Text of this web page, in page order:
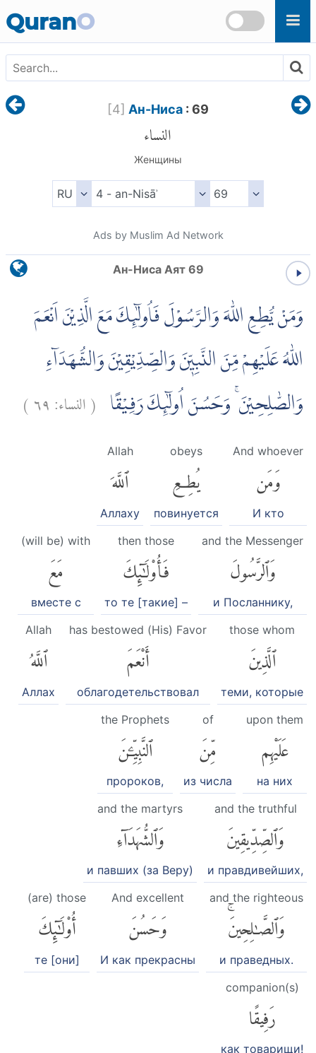
QuranO
[4] Ан-Ниса: 69
النساء
Женщины
Ads by Muslim Ad Network
Ан-Ниса Аят 69
وَمَنْ يُّطِعِ اللّٰهَ وَالرَّسُوْلَ فَاُولٰۤىِٕكَ مَعَ الَّذِيْنَ اَنْعَمَ
اللّٰهُ عَلَيْهِمْ مِّنَ النَّبِيّٖنَ وَالصِّدِّيْقِيْنَ وَالشُّهَدَاۤءِ
وَالصّٰلِحِيْنَ ۚ وَحَسُنَ اُولٰۤىِٕكَ رَفِيْقًا (النساء:٦٩)
And whoever
وَمَن
И кто
obeys
يُطِعِ
повинуется
Allah
ٱللَّهَ
Аллаху
and the Messenger
وَٱلرَّسُولَ
и Посланнику,
then those
فَأُو۟لَٰٓئِكَ
то те [такие] –
(will be) with
مَعَ
вместе с
those whom
ٱلَّذِينَ
теми, которые
has bestowed (His) Favor
أَنْعَمَ
облагодетельствовал
Allah
ٱللَّهُ
Аллах
upon them
عَلَيْهِم
на них
of
مِّنَ
из числа
the Prophets
ٱلنَّبِيِّۦنَ
пророков,
and the truthful
وَٱلصِّدِّيقِينَ
и правдивейших,
and the martyrs
وَٱلشُّهَدَآءِ
и павших (за Веру)
and the righteous
وَٱلصَّٰلِحِينَۚ
и праведных.
And excellent
وَحَسُنَ
И как прекрасны
(are) those
أُو۟لَٰٓئِكَ
те [они]
companion(s)
رَفِيقًا
как товарищи!